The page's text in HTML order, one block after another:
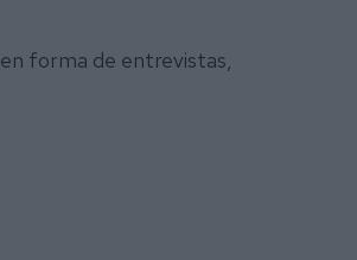
forma de entrevistas,